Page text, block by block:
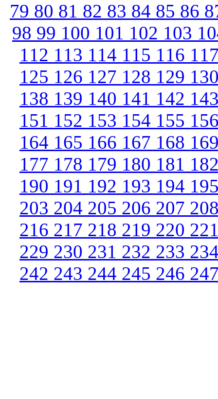
79 80 81 82 83 84 85 86
98 99 100 101 102 103
112 113 114 115 116
125 126 127 128 129
138 139 140 141 142
151 152 153 154 155
164 165 166 167 168
177 178 179 180 181
190 191 192 193 194
203 204 205 206 207
216 217 218 219 220
229 230 231 232 233
242 243 244 245 246